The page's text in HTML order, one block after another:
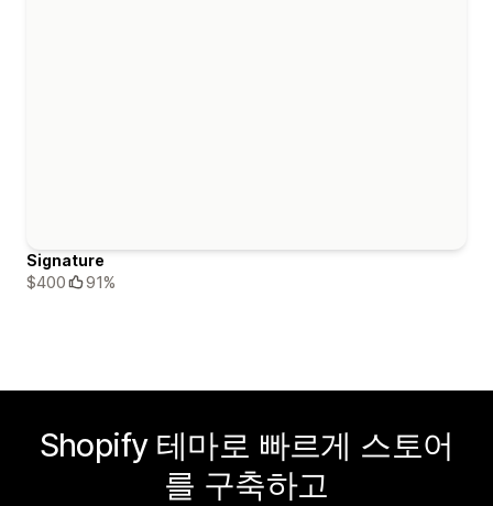
Signature
$400
91%
Shopify 테마로 빠르게 스토어
를 구축하고